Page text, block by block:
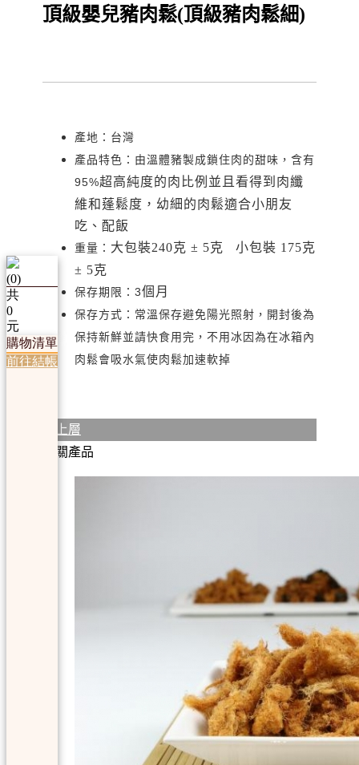
頂級嬰兒豬肉鬆(頂級豬肉鬆細)
產地：台灣
產品特色：由溫體豬製成鎖住肉的甜味，含有
95%超高純度的肉比例並且看得到肉纖
維和蓬鬆度，幼細的肉鬆適合小朋友
吃、配飯
重量： 大包裝240克 ± 5克 小包裝 175克
± 5克
保存期限：3個月
保存方式：常溫保存避免陽光照射，開封後為
保持新鮮並請快食用完，不用冰因為在冰箱內
肉鬆會吸水氣使肉鬆加速軟掉
回上層
相關產品
(0)
共
0
元
購物清單
前往結帳